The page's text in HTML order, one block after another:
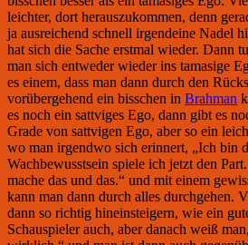
leichter, dort herauszukommen, denn
ja ausreichend schnell irgendeine Nadel
hat sich die Sache erstmal wieder. Dann
man sich entweder wieder ins tamasige
es einem, dass man dann durch den
vorübergehend ein bisschen in Brahman
es noch ein sattviges Ego, dann gibt es
Grade von sattvigen Ego, aber so ein
wo man irgendwo sich erinnert, „Ich bin
Wachbewusstsein spiele ich jetzt den
mache das und das.“ und mit einem
kann man dann durch alles durchgehen.
dann so richtig hineinsteigern, wie ein
Schauspieler auch, aber danach weiß